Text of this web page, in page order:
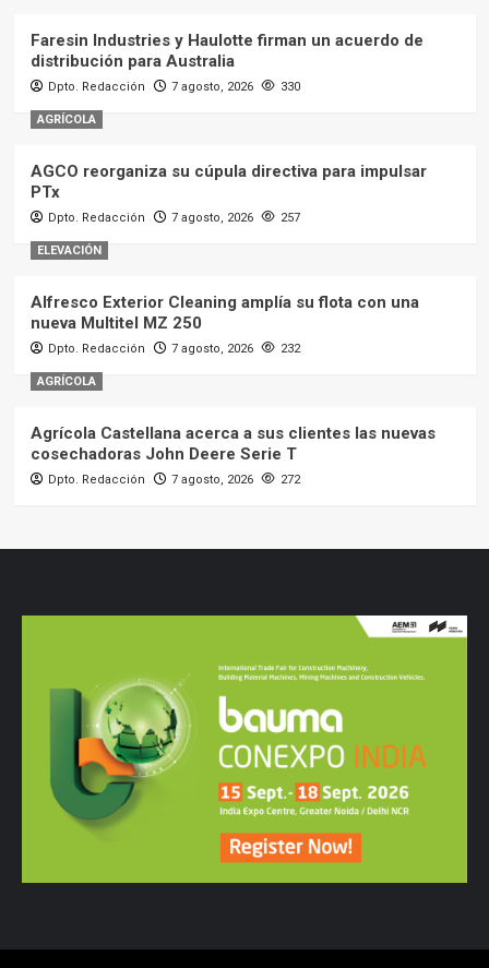
Faresin Industries y Haulotte firman un acuerdo de
distribución para Australia
Dpto. Redacción 7 agosto, 2026 330
AGRÍCOLA
AGCO reorganiza su cúpula directiva para impulsar
PTx
Dpto. Redacción 7 agosto, 2026 257
ELEVACIÓN
Alfresco Exterior Cleaning amplía su flota con una
nueva Multitel MZ 250
Dpto. Redacción 7 agosto, 2026 232
AGRÍCOLA
Agrícola Castellana acerca a sus clientes las nuevas
cosechadoras John Deere Serie T
Dpto. Redacción 7 agosto, 2026 272